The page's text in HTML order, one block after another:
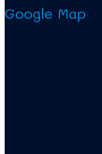
Google Map